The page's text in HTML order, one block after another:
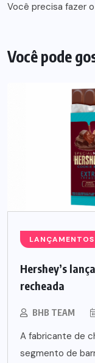
Você precisa fazer o
Você pode
LANÇAMENTOS
Hershey’s
recheada
BHB TEAM
A fabricante de
segmento de